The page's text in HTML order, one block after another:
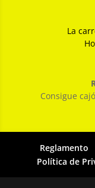
La
Consigue
Reglamento
Política de